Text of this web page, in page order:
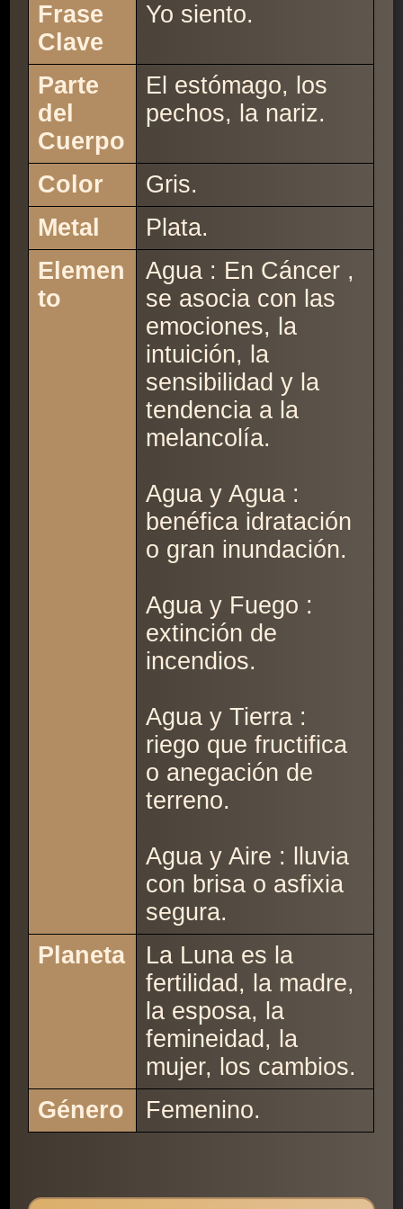
Frase
Clave
Yo siento.
Parte
del
Cuerpo
El estómago, los
pechos, la nariz.
Color
Gris.
Metal
Plata.
Elemen
to
Agua : En Cáncer ,
se asocia con las
emociones, la
intuición, la
sensibilidad y la
tendencia a la
melancolía.
Agua y Agua :
benéfica idratación
o gran inundación.
Agua y Fuego :
extinción de
incendios.
Agua y Tierra :
riego que fructifica
o anegación de
terreno.
Agua y Aire : lluvia
con brisa o asfixia
segura.
Planeta
La Luna es la
fertilidad, la madre,
la esposa, la
femineidad, la
mujer, los cambios.
Género
Femenino.